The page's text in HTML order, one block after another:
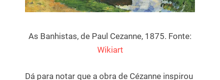
As Banhistas, de Paul Cezanne, 1875. Fonte:
Wikiart
Dá para notar que a obra de Cézanne inspirou